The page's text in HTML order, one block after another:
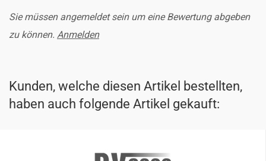
Sie müssen angemeldet sein um eine Bewertung abgeben
zu können. Anmelden
Kunden, welche diesen Artikel bestellten,
haben auch folgende Artikel gekauft: